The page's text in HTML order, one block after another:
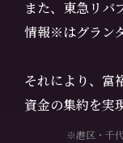
また、東急リバ
情報※はグラン
それにより、富
資金の集約を実
※港区・千